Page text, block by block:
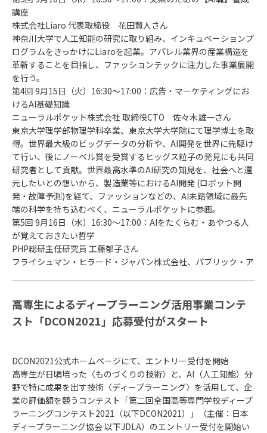
講座
株式会社Liaro 代表取締役 花田賢人さん
神奈川大学で人工知能の研究に取り組み、インキュベーションプ
ログラムをきっかけにLiaroを起業。アパレル業界の産業構造を
革新することを目指し、ファッションテックに注力した事業展開
を行う。
第4回 9月15日（火）16:30～17:00：広告・マーケティングにお
けるAI基礎知識
ニューラルポケット株式会社 取締役CTO 佐々木雄一さん
東京大学理学部物理学科卒業、東京大学大学院にて理学博士を取
得。世界最大級のビッグデータの分析や、AI開発を世界に先駆け
て行い、後にノーベル賞を受賞するヒッグス粒子の発見にも共同
研究者として貢献。世界最高水準のAI研究の知見を、社会へと還
元したいとの想いから、製造業等におけるAI開発 (ロボット開
発・故障予測)を経て、ファッションなどの、AI未踏領域に最先
端の科学を持ち込むべく、ニューラルポケットに参画。
第5回 9月16日（水）16:30～17:00：AIをたくらむ・あやつる人
が覚えておきたい哲学
PHP総研主任研究員 工藤郁子さん
フライシュマン・ヒラード・ジャパン株式会社、パブリック・ア
高専生によるディープラーニング活用事業コンテ
スト「DCON2021」応募受付がスタート
DCON2021公式ホームページにて、エントリー受付を開始
高専生が日頃培った〈ものづくりの技術〉と、AI（人工知能）分
野で特に成果を出す技術〈ディープラーニング〉を活用して、企
業の評価額を競うコンテスト「第二回全国高等専門学校ディープ
ラーニングコンテスト2021（以下DCON2021）」（主催：日本
ディープラーニング協会 以下JDLA）のエントリー受付を開始い